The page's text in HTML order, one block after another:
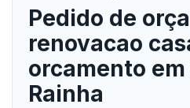
Pedido de
renovacao
orcamento em
Rainha
Como Funciona?
Testemunhos